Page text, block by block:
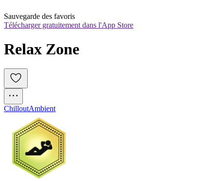
Sauvegarde des favoris
Télécharger gratuitement dans l'App Store
Relax Zone
ChilloutAmbient